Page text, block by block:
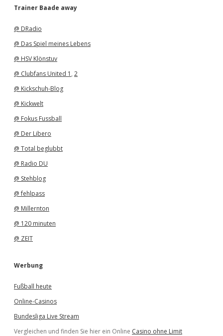
h
Trainer Baade away
@ DRadio
@ Das Spiel meines Lebens
@ HSV Klönstuv
@ Clubfans United 1 , 2
@ Kickschuh-Blog
@ Kickwelt
@ Fokus Fussball
@ Der Libero
@ Total beglubbt
@ Radio DU
@ Stehblog
@ fehlpass
@ Millernton
@ 120 minuten
@ ZEIT
Werbung
Fußball heute
Online-Casinos
Bundesliga Live Stream
Vergleichen und finden Sie hier ein Online Casino ohne Limit